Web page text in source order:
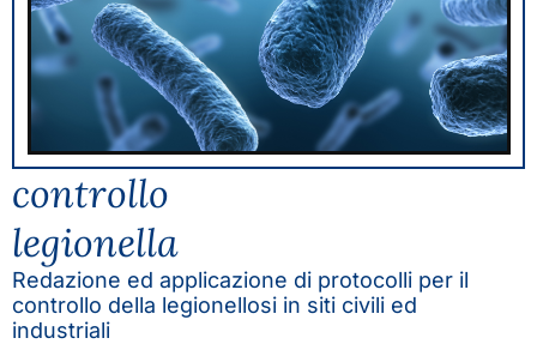
controllo
legionella
Redazione ed applicazione di protocolli per il
controllo della legionellosi in siti civili ed
industriali